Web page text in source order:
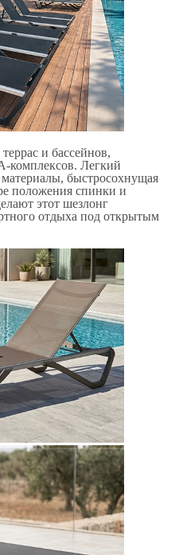
и бассейнов,
комплексов. Легкий
быстросохнущая
положения спинки и
этот шезлонг
отдыха под открытым